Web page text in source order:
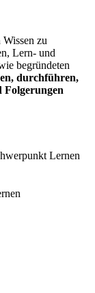
zu
Lern- und
begründeten
durchführen,
Folgerungen
Lernen